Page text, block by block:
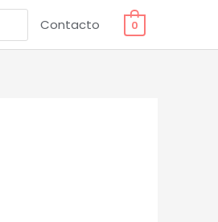
Contacto 0